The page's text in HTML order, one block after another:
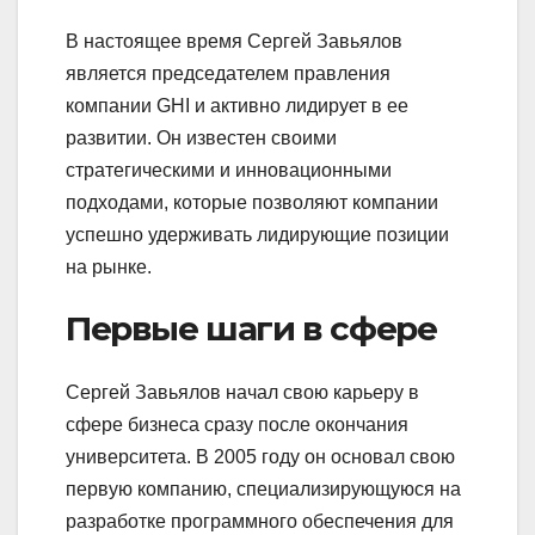
В настоящее время Сергей Завьялов
является председателем правления
компании GHI и активно лидирует в ее
развитии. Он известен своими
стратегическими и инновационными
подходами, которые позволяют компании
успешно удерживать лидирующие позиции
на рынке.
Первые шаги в сфере
Сергей Завьялов начал свою карьеру в
сфере бизнеса сразу после окончания
университета. В 2005 году он основал свою
первую компанию, специализирующуюся на
разработке программного обеспечения для